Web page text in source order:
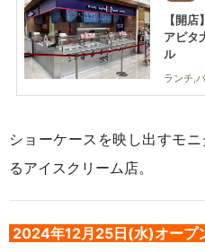
【開
アピタ
ル
ショーケースを映し出すモ
るアイスクリーム店。
2024年12月25日(水)オープ